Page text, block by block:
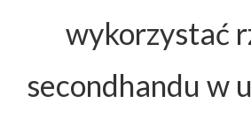
wykorzystać
secondhandu w